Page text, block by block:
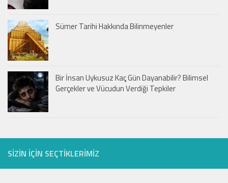
Sümer Tarihi Hakkında Bilinmeyenler
Bir İnsan Uykusuz Kaç Gün Dayanabilir? Bilimsel
Gerçekler ve Vücudun Verdiği Tepkiler
SIZIN IÇIN SEÇTIKLERIMIZ